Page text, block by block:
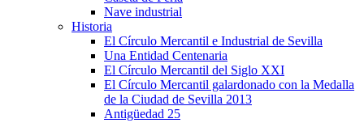
Nave industrial
Historia
El Círculo Mercantil e Industrial de Sevilla
Una Entidad Centenaria
El Círculo Mercantil del Siglo XXI
El Círculo Mercantil galardonado con la Medalla
de la Ciudad de Sevilla 2013
Antigüedad 25